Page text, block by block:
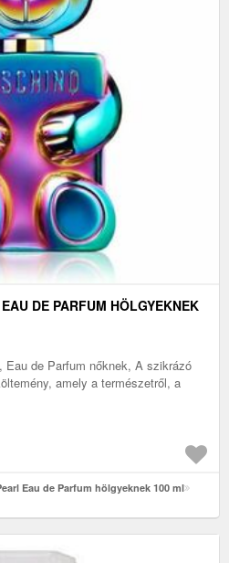
DE PARFUM HÖLGYEKNEK
Eau de Parfum nőknek, A szikrázó
amely a természetről, a
Eau de Parfum hölgyeknek 100 ml